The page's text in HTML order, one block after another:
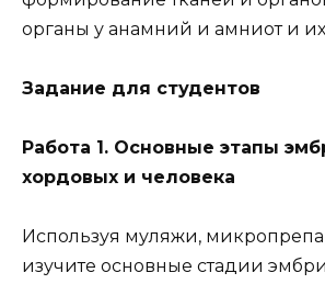
органы у анамний и амниот и
Задание для студентов
Работа 1. Основные этапы
хордовых и человека
Используя муляжи,
изучите основные стадии